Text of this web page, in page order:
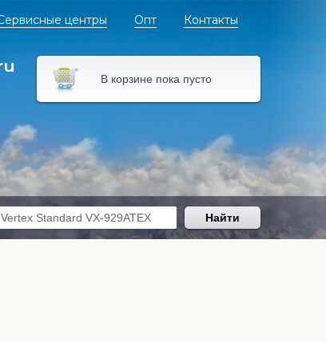
центры Опт Контакты
В корзине пока пусто
Найти